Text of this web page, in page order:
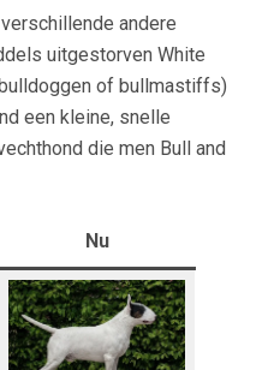
andere
uitgestorven White
of bullmastiffs)
een kleine, snelle
die men Bull and
Nu